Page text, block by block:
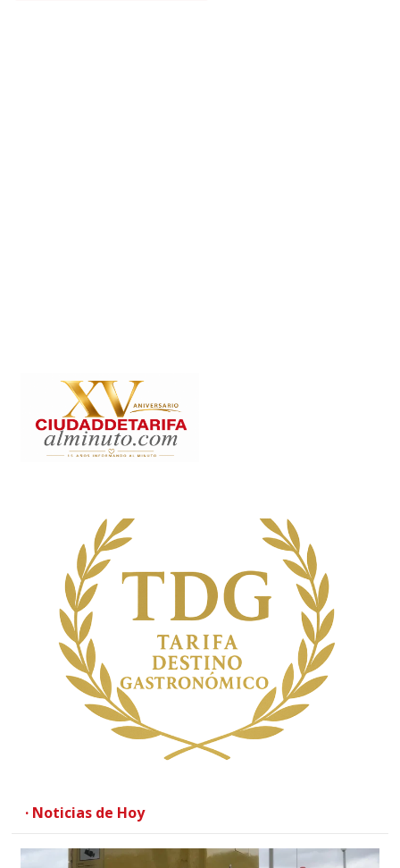
· Noticias de Hoy